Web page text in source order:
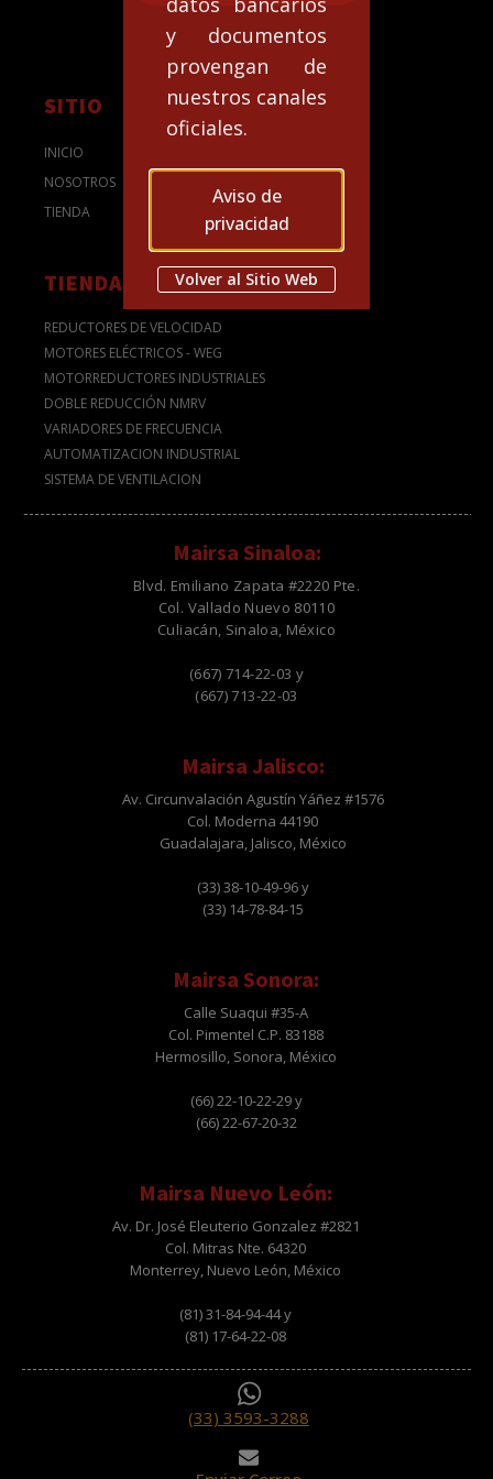
y documentos
provengan de
nuestros canales
oficiales.
Aviso de
privacidad
Volver al Sitio Web
SITIO
INICIO
NOSOTROS
TIENDA
TIENDA
REDUCTORES DE VELOCIDAD
MOTORES ELÉCTRICOS - WEG
MOTORREDUCTORES INDUSTRIALES
DOBLE REDUCCIÓN NMRV
VARIADORES DE FRECUENCIA
AUTOMATIZACION INDUSTRIAL
SISTEMA DE VENTILACION
Mairsa Sinaloa:
Blvd. Emiliano Zapata #2220 Pte.
Col. Vallado Nuevo 80110
Culiacán, Sinaloa, México
(667) 714-22-03 y
(667) 713-22-03
Mairsa Jalisco:
Av. Circunvalación Agustín Yáñez #1576
Col. Moderna 44190
Guadalajara, Jalisco, México
(33) 38-10-49-96 y
(33) 14-78-84-15
Mairsa Sonora:
Calle Suaqui #35-A
Col. Pimentel C.P. 83188
Hermosillo, Sonora, México
(66) 22-10-22-29 y
(66) 22-67-20-32
Mairsa Nuevo León:
Av. Dr. José Eleuterio Gonzalez #2821
Col. Mitras Nte. 64320
Monterrey, Nuevo León, México
(81) 31-84-94-44 y
(81) 17-64-22-08
(33) 3593-3288